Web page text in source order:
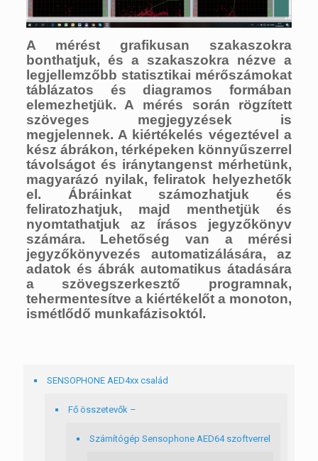
A mérést grafikusan szakaszokra
bonthatjuk, és a szakaszokra nézve a
legjellemzőbb statisztikai mérőszámokat
táblázatos és diagramos formában
elemezhetjük. A mérés során rögzített
szöveges megjegyzések is
megjelennek. A kiértékelés végeztével a
kész ábrákon, térképeken könnyűszerrel
távolságot és iránytangenst mérhetünk,
magyarázó nyilak, feliratok helyezhetők
el. Ábráinkat számozhatjuk és
feliratozhatjuk, majd menthetjük és
nyomtathatjuk az írásos jegyzőkönyv
számára. Lehetőség van a mérési
jegyzőkönyvezés automatizálására, az
adatok és ábrák automatikus átadására
a szövegszerkesztő programnak,
tehermentesítve a kiértékelőt a monoton,
ismétlődő munkafázisoktól.
SENSOPHONE AED4xx család
Fő összetevők –
Számítógép Sensophone AED64 szoftverrel